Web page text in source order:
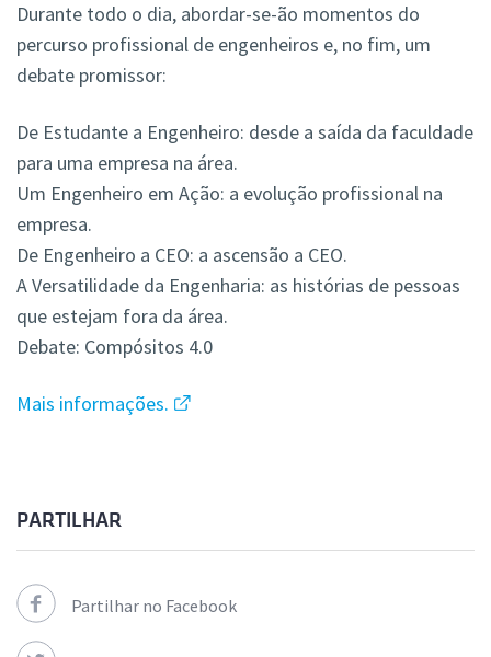
Durante todo o dia, abordar-se-ão momentos do
percurso profissional de engenheiros e, no fim, um
debate promissor:
De Estudante a Engenheiro: desde a saída da faculdade
para uma empresa na área.
Um Engenheiro em Ação: a evolução profissional na
empresa.
De Engenheiro a CEO: a ascensão a CEO.
A Versatilidade da Engenharia: as histórias de pessoas
que estejam fora da área.
Debate: Compósitos 4.0
Mais informações.
PARTILHAR
Partilhar no Facebook